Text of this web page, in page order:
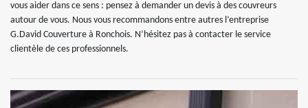
vous aider dans ce sens : pensez à demander un devis à des couvreurs
autour de vous. Nous vous recommandons entre autres l’entreprise
G.David Couverture à Ronchois. N’hésitez pas à contacter le service
clientèle de ces professionnels.